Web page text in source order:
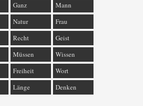
Ganz
Mann
Natur
Frau
Recht
Geist
Müssen
Wissen
Freiheit
Wort
Länge Denken